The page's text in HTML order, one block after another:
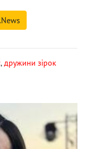
, дружини зірок